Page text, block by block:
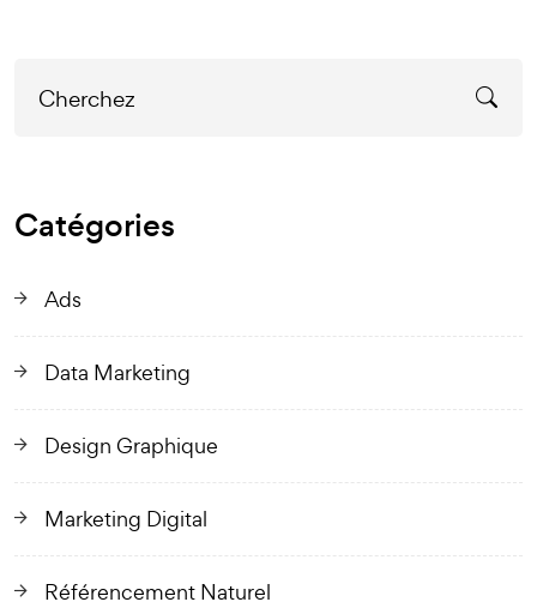
Catégories
Ads
Data Marketing
Design Graphique
Marketing Digital
Référencement Naturel